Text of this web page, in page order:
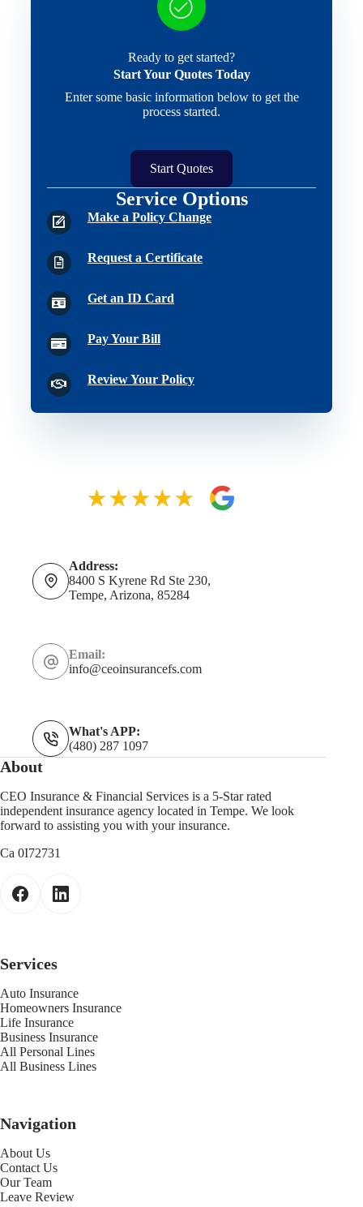
Ready to get started?
Start Your Quotes Today
Enter some basic information below to get the
process started.
Start Quotes
Service Options
Make a Policy Change
Request a Certificate
Get an ID Card
Pay Your Bill
Review Your Policy
Address:
8400 S Kyrene Rd Ste 230,
Tempe, Arizona, 85284
Email:
info@ceoinsurancefs.com
What's APP:
(480) 287 1097
About
CEO Insurance & Financial Services is a 5-Star rated
independent insurance agency located in Tempe. We look
forward to assisting you with your insurance.
Ca 0I72731
Services
Auto Insurance
Homeowners Insurance
Life Insurance
Business Insurance
All Personal Lines
All Business Lines
Navigation
About Us
Contact Us
Our Team
Leave Review